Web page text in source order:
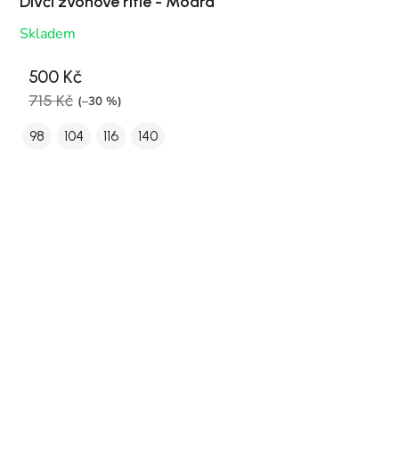
Skladem
500 Kč
715 Kč (–30 %)
98 104 116 140